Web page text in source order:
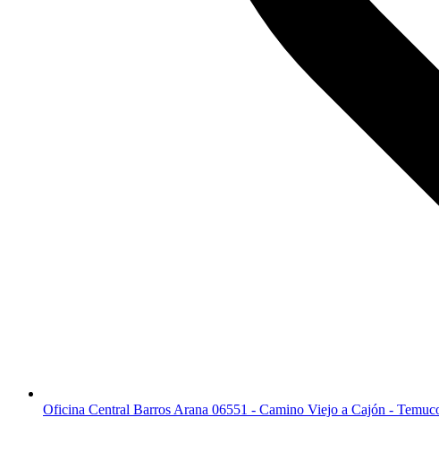
Oficina Central Barros Arana 06551 - Camino Viejo a Cajón -